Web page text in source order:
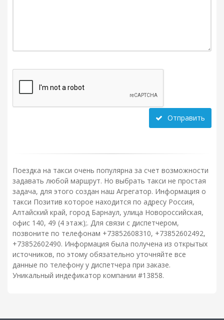
Отправить
Поездка на такси очень популярна за счет возможности
задавать любой маршрут. Но выбрать такси не простая
задача, для этого создан наш Агрегатор. Информация о
такси Позитив которое находится по адресу Россия,
Алтайский край, город Барнаул, улица Новороссийская,
офис 140, 49 (4 этаж);. Для связи с диспетчером,
позвоните по телефонам +73852608310, +73852602492,
+73852602490. Информация была получена из открытых
источников, по этому обязательно уточняйте все
данные по телефону у диспетчера при заказе.
Уникальный индефикатор компании #13858.